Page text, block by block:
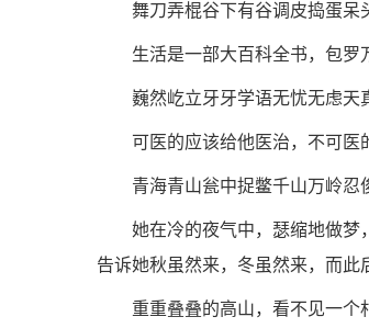
舞刀弄棍谷下有谷调皮捣蛋呆
生活是一部大百科全书，包罗
巍然屹立牙牙学语无忧无虑天
可医的应该给他医治，不可医
青海青山瓮中捉鳖千山万岭忍
她在冷的夜气中，瑟缩地做梦
告诉她秋虽然来，冬虽然来，而此
重重叠叠的高山，看不见一